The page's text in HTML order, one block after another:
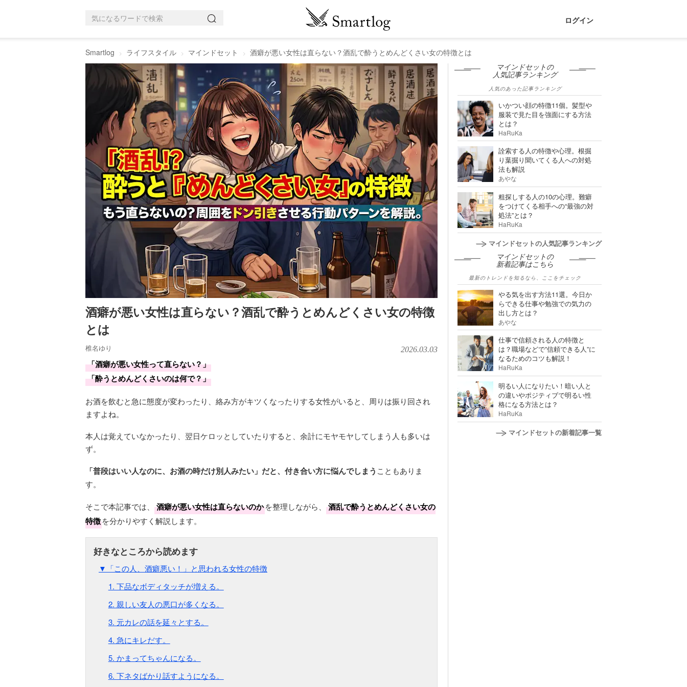
ログイン
Smartlog ライフスタイル マインドセット 酒癖が悪い女性は直らない？酒乱で酔うとめんどくさい女の特徴とは
酒癖が悪い女性は直らない？酒乱で酔うとめんどくさい女の特徴
とは
椎名ゆり 2026.03.03
「酒癖が悪い女性って直らない？」
「酔うとめんどくさいのは何で？」
お酒を飲むと急に態度が変わったり、絡み方がキツくなったりする女性がいると、周りは振り回され
ますよね。
本人は覚えていなかったり、翌日ケロッとしていたりすると、余計にモヤモヤしてしまう人も多いは
ず。
「普段はいい人なのに、お酒の時だけ別人みたい」だと、付き合い方に悩んでしまう こともありま
す。
そこで本記事では、 酒癖が悪い女性は直らないのかを整理しながら、
酒乱で酔うとめんどくさい女の
特徴を分かりやすく解説します。
▼「この人、酒癖悪い！」と思われる女性の特徴
1. 下品なボディタッチが増える。
2. 親しい友人の悪口が多くなる。
3. 元カレの話を延々とする。
4. 急にキレだす。
5. かまってちゃんになる。
6. 下ネタばかり話すようになる。
マインドセットの
人気記事ランキング
人気のあった記事ランキング
いかつい顔の特徴11個。髪型や
服装で見た目を強面にする方法
とは？
HaRuKa
詮索する人の特徴や心理。根掘
り葉掘り聞いてくる人への対処
法も解説
あやな
粗探しする人の10の心理。難癖
をつけてくる相手への“最強の対
処法”とは？
HaRuKa
マインドセットの人気記事ランキング
マインドセットの
新着記事はこちら
最新のトレンドを知るなら、ここをチェック
やる気を出す方法11選。今日か
らできる仕事や勉強での気力の
出し方とは？
あやな
仕事で信頼される人の特徴と
は？職場などで”信頼できる人”に
なるためのコツも解説！
HaRuKa
明るい人になりたい！暗い人と
の違いやポジティブで明るい性
格になる方法とは？
HaRuKa
マインドセットの新着記事一覧